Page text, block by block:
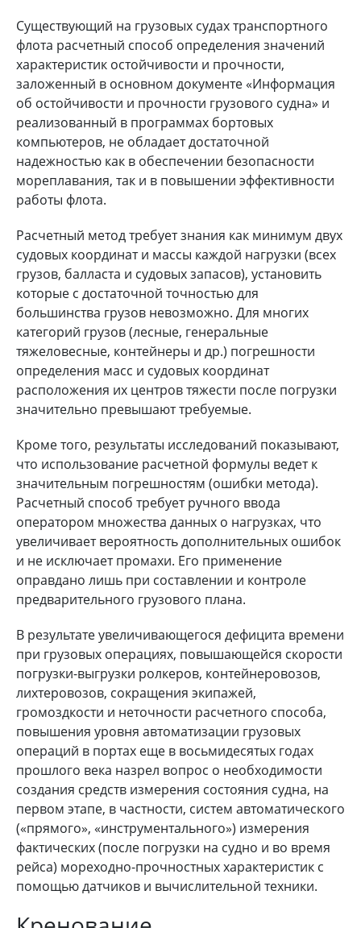
Существующий на грузовых судах транспортного
флота расчетный способ определения значений
характеристик остойчивости и прочности,
заложенный в основном документе «Информация
об остойчивости и прочности грузового судна» и
реализованный в программах бортовых
компьютеров, не обладает достаточной
надежностью как в обеспечении безопасности
мореплавания, так и в повышении эффективности
работы флота.
Расчетный метод требует знания как минимум двух
судовых координат и массы каждой нагрузки (всех
грузов, балласта и судовых запасов), установить
которые с достаточной точностью для
большинства грузов невозможно. Для многих
категорий грузов (лесные, генеральные
тяжеловесные, контейнеры и др.) погрешности
определения масс и судовых координат
расположения их центров тяжести после погрузки
значительно превышают требуемые.
Кроме того, результаты исследований показывают,
что использование расчетной формулы ведет к
значительным погрешностям (ошибки метода).
Расчетный способ требует ручного ввода
оператором множества данных о нагрузках, что
увеличивает вероятность дополнительных ошибок
и не исключает промахи. Его применение
оправдано лишь при составлении и контроле
предварительного грузового плана.
В результате увеличивающегося дефицита времени
при грузовых операциях, повышающейся скорости
погрузки-выгрузки ролкеров, контейнеровозов,
лихтеровозов, сокращения экипажей,
громоздкости и неточности расчетного способа,
повышения уровня автоматизации грузовых
операций в портах еще в восьмидесятых годах
прошлого века назрел вопрос о необходимости
создания средств измерения состояния судна, на
первом этапе, в частности, систем автоматического
(«прямого», «инструментального») измерения
фактических (после погрузки на судно и во время
рейса) мореходно-прочностных характеристик с
помощью датчиков и вычислительной техники.